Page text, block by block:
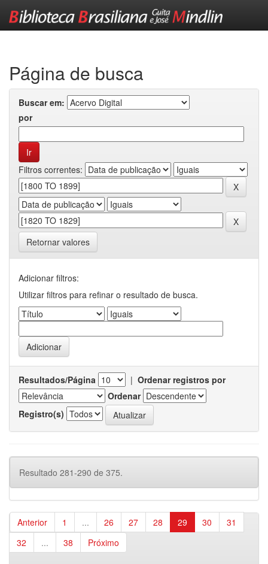
Página de busca
Buscar em:
por
Filtros correntes:
Retornar valores
Adicionar filtros:
Utilizar filtros para refinar o resultado de busca.
Resultados/Página | Ordenar registros por
Ordenar
Registro(s)
Resultado 281-290 de 375.
Anterior 1 ... 26 27 28 29 30
31
32
... 38 Próximo